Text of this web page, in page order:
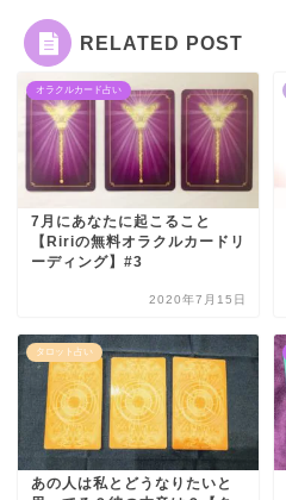
RELATED POST
オラクルカード占い
7月にあなたに起こること
【Ririの無料オラクルカードリ
ーディング】#3
2020年7月15日
タロット占い
あの人は私とどうなりたいと